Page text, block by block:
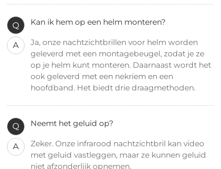
Q Kan ik hem op een helm monteren?
A
Ja, onze nachtzichtbrillen voor helm worden
geleverd met een montagebeugel, zodat je ze
op je helm kunt monteren. Daarnaast wordt het
ook geleverd met een nekriem en een
hoofdband. Het biedt drie draagmethoden.
Q Neemt het geluid op?
A
Zeker. Onze infrarood nachtzichtbril kan video
met geluid vastleggen, maar ze kunnen geluid
niet afzonderlijk opnemen.